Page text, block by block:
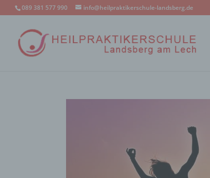
089 381 577 990 info@heilpraktikerschule-landsberg.de